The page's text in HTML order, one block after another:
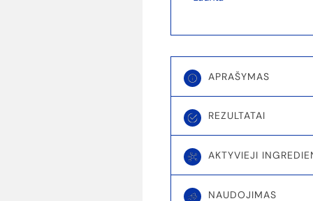
APRAŠYMAS
REZULTATAI
AKTYVIEJI
NAUDOJIMAS